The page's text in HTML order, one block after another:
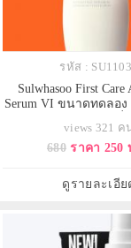
รหัส :
Sulwhasoo First Care
Serum VI ขนาดทดลอง
เป็นรุ่นที่ 6 เซรั่มขั้นตอ
ปรนนิบัติผิวฟื้นบำรุงแล
Technology ช่วยผลัดเ
เสริมเกราะป้องกัน
views 321 ค
680 ราคา 250
ดูรายละเอีย